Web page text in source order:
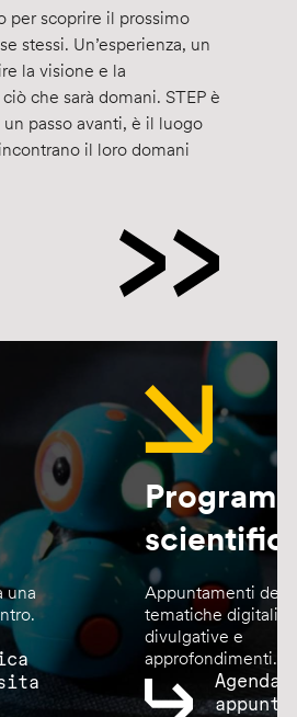
per scoprire il prossimo
stessi. Un’esperienza, un
la visione e la
che sarà domani. STEP è
passo avanti, è il luogo
il loro domani
una
Appuntamenti
tematiche digitali,
divulgative e
approfondimenti.
Agenda